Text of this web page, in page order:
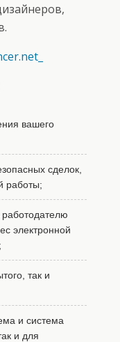
вашего
сделок,
работы;
электронной
так и
и система
и для